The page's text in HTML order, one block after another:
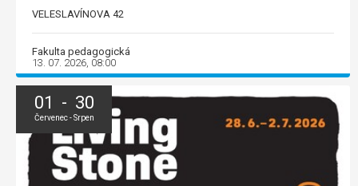
VELESLAVÍNOVA 42
Fakulta pedagogická
13. 07. 2026, 08:00
01 - 30
Červenec - Srpen